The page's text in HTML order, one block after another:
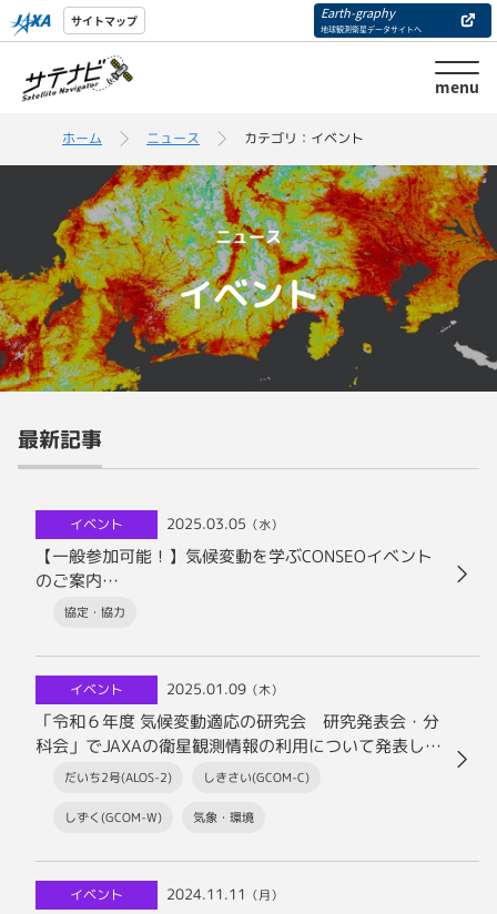
サイトマップ Earth-graphy
地球観測衛星データサイトへ
menu
ホーム ニュース カテゴリ：イベント
ニュース
イベント
最新記事
イベント 2025.03.05 （水）
【一般参加可能！】気候変動を学ぶCONSEOイベント
のご案内
（3月25日 泉ガーデンギャラリー＆オンライン配信）
協定・協力
イベント 2025.01.09 （木）
「令和６年度 気候変動適応の研究会 研究発表会・分
科会」でJAXAの衛星観測情報の利用について発表しま
しただいち2号(ALOS-2) しきさい(GCOM-C)
しずく(GCOM-W) 気象・環境
イベント 2024.11.11 （月）